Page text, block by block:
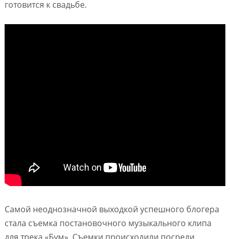
готовится к свадьбе.
Самой неоднозначной выходкой успешного блогера
стала съемка постановочного музыкального клипа
для трека «Бум». Съемки происходили посреди